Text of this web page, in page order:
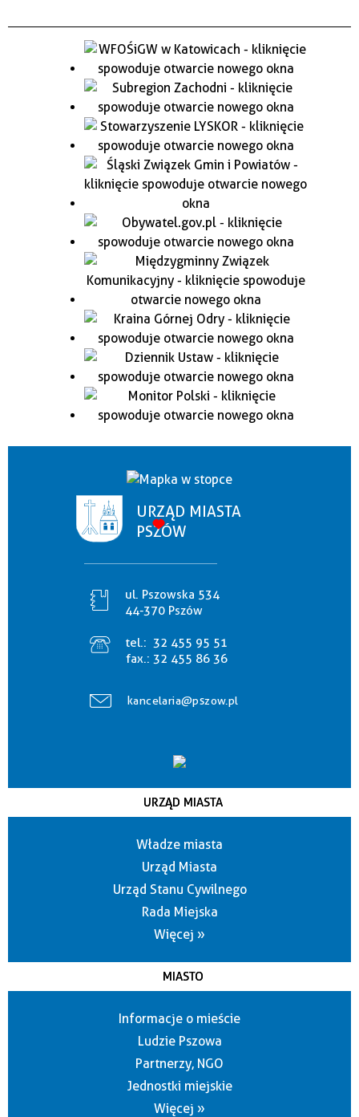
URZĄD MIASTA
PSZÓW
ul. Pszowska 534
44-370 Pszów
tel.: 32 455 95 51
fax.: 32 455 86 36
kancelaria@pszow.pl
URZĄD MIASTA
Władze miasta
Urząd Miasta
Urząd Stanu Cywilnego
Rada Miejska
Więcej »
MIASTO
Informacje o mieście
Ludzie Pszowa
Partnerzy, NGO
Jednostki miejskie
Więcej »